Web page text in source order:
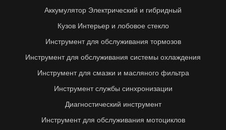
Аккумулятор Электрический и гибридный
Кузов Интерьер и лобовое стекло
Инструмент для обслуживания тормозов
Инструмент для обслуживания системы охлаждения
Инструмент для смазки и масляного фильтра
Инструмент службы синхронизации
Диагностический инструмент
Инструмент для обслуживания мотоциклов